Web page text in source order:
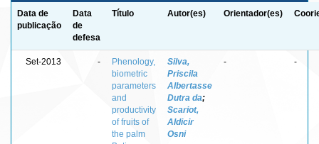
Data de
publicação
Data
de
defesa
Título Autor(es) Orientador(es)
Set-2013 -
Phenology,
biometric
parameters
and
productivity
of fruits of
the palm
Silva,
Priscila
Albertasse
Dutra da;
Scariot,
Aldicir
Osni
- -